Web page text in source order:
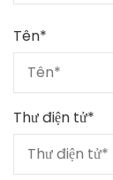
Tên*
Thư điện tử*